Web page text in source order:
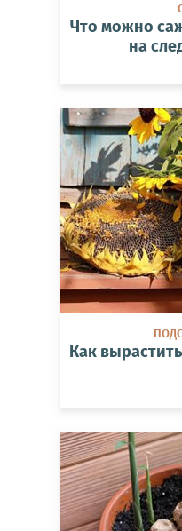
Что можно
на
Как